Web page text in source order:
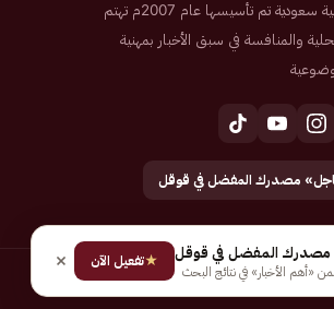
صحيفة إلكترونية سعودية تم تأسيسها عام 2007م تهتم
والمنافسة في سبق الأخبار بمهنية
مصدرك المفضل في قوقل
لـ شركة إيجاز للنشر الإلكتروني المالكة لصحيفة عاجل
مصدرك المفضل في قوقل
«أهم الأخبار» في نتائج البحث
★تفعيل الآن